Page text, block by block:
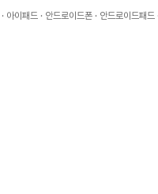
아이패드 안드로이드폰
안드로이드패드